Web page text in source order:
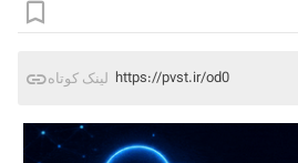
لینک کوتاه https://pvst.ir/od0